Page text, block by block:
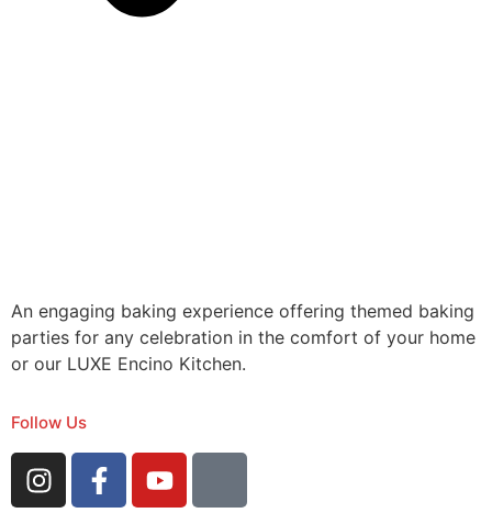
An engaging baking experience offering themed baking
parties for any celebration in the comfort of your home
or our LUXE Encino Kitchen.
Follow Us